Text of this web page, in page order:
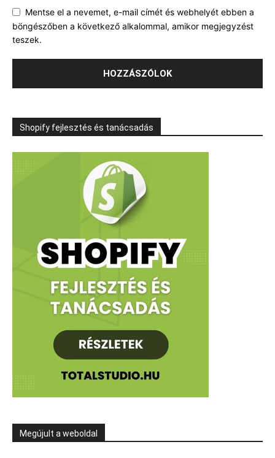
Mentse el a nevemet, e-mail címét és webhelyét ebben a
böngészőben a következő alkalommal, amikor megjegyzést
teszek.
Shopify fejlesztés és tanácsadás
Megújult a weboldal